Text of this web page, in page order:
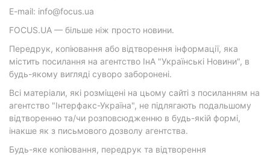
E-mail: info@focus.ua
FOCUS.UA — більше ніж просто новини.
Передрук, копіювання або відтворення інформації, яка
містить посилання на агентство ІнА "Українські Новини", в
будь-якому вигляді суворо заборонені.
Всі матеріали, які розміщені на цьому сайті з посиланням на
агентство "Інтерфакс-Україна", не підлягають подальшому
відтворенню та/чи розповсюдженню в будь-якій формі,
інакше як з письмового дозволу агентства.
Будь-яке копіювання, передрук та відтворення